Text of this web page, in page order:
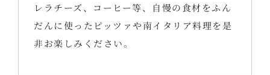
レラチーズ、コーヒー等、自慢の食材をふん
だんに使ったピッツァや南イタリア料理を是
非お楽しみください。